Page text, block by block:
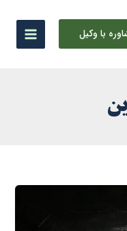
با وکیل